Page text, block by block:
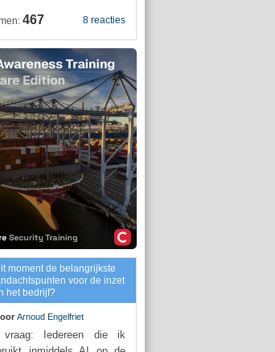
8 reacties
467
moment de belangrijkste
voor de inzet
het bedrijf?
Arnoud Engelfriet
vraag: Iedereen die ik